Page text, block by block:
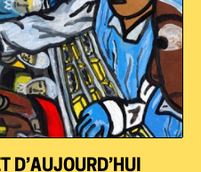
D’AUJOURD’HUI